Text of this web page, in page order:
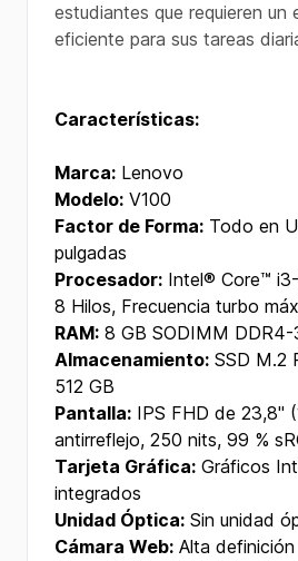
estudiantes que requieren un
eficiente para sus tareas
Características:
Marca: Lenovo
Modelo: V100
Factor de Forma: Todo en
pulgadas
Procesador: Intel® Core™
8 Hilos, Frecuencia turbo
RAM: 8 GB SODIMM
Almacenamiento: SSD M.2
512 GB
Pantalla: IPS FHD de 23,8"
antirreflejo, 250 nits, 99 %
Tarjeta Gráfica: Gráficos
integrados
Unidad Óptica: Sin unidad
Cámara Web: Alta definición